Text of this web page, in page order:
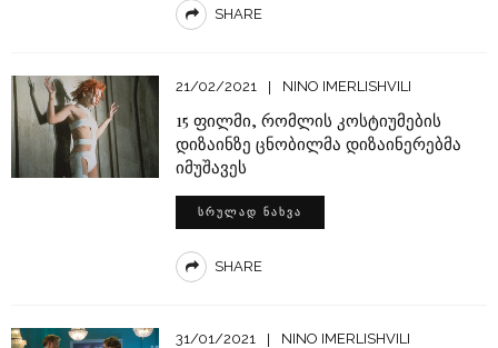
SHARE
21/02/2021 NINO IMERLISHVILI
15 ფილმი, რომლის კოსტიუმების
დიზაინზე ცნობილმა დიზაინერებმა
იმუშავეს
ᲡᲠᲣᲚᲐᲓ ᲜᲐᲮᲕᲐ
SHARE
31/01/2021 NINO IMERLISHVILI